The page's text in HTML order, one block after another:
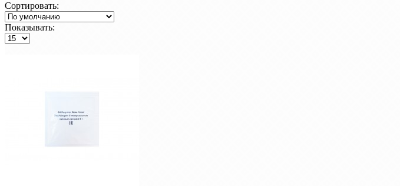
Сортировать:
Показывать: